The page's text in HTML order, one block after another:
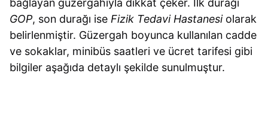
bağlayan güzergahıyla dikkat çeker. İlk durağı
GOP, son durağı ise Fizik Tedavi Hastanesiolarak
belirlenmiştir. Güzergah boyunca kullanılan cadde
ve sokaklar, minibüs saatleri ve ücret tarifesi gibi
bilgiler aşağıda detaylı şekilde sunulmuştur.